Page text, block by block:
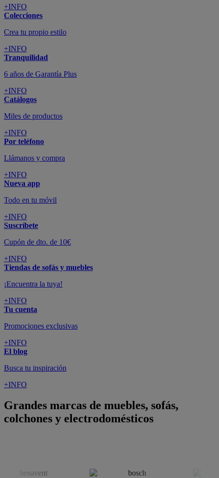
+INFO
Colecciones
Crea tu propio estilo
+INFO
Tranquilidad
6 años de Garantía Plus
+INFO
Catálogos
Miles de productos
+INFO
Por teléfono
Llámanos y compra
+INFO
Nueva app
Todo en tu móvil
+INFO
Suscríbete
Cupón de dto. de 10€
+INFO
Tiendas de sofás y muebles
¡Encuentra la tuya!
+INFO
Tu cuenta
Promociones exclusivas
+INFO
El blog
Busca tu inspiración
+INFO
Grandes marcas de muebles, sofás,
colchones y electrodomésticos